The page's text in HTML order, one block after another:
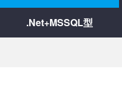
.Net+MSSQL型